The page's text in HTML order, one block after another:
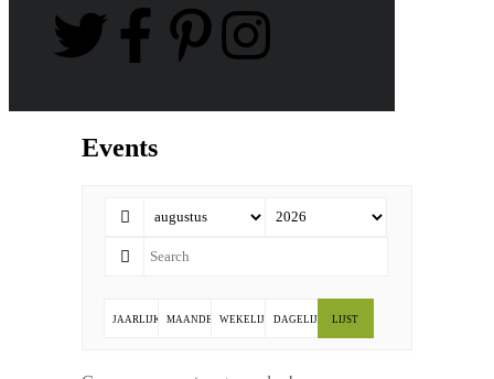
Events
JAARLIJKS MAANDELIJKSWEKELIJKSDAGELIJKS LIJST